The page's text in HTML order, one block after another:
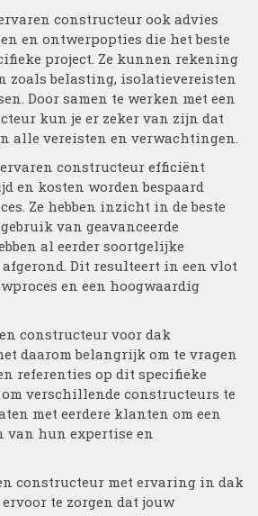
constructeur ook advies
en ontwerpopties die het beste
project. Ze kunnen rekening
zoals belasting, isolatievereisten
Door samen te werken met een
kun je er zeker van zijn dat
alle vereisten en verwachtingen.
constructeur efficiënt
en kosten worden bespaard
Ze hebben inzicht in de beste
van geavanceerde
al eerder soortgelijke
Dit resulteert in een vlot
en een hoogwaardig
constructeur voor dak
daarom belangrijk om te vragen
referenties op dit specifieke
om verschillende constructeurs te
met eerdere klanten om een
van hun expertise en
constructeur met ervaring in dak
te zorgen dat jouw